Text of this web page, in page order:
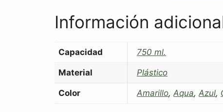
Información
Capacidad 750 ml.
Material Plástico
Color Amarillo,Aqua,Azul,